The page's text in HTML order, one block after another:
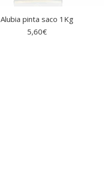
Alubia pinta saco 1Kg
5,60€